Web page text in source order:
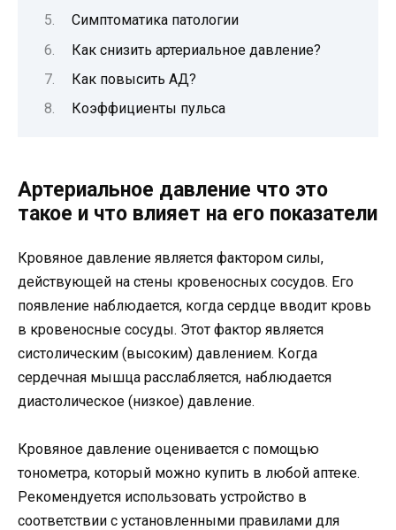
Симптоматика патологии
Как снизить артериальное давление?
Как повысить АД?
Коэффициенты пульса
Артериальное давление что это
такое и что влияет на его показатели
Кровяное давление является фактором силы,
действующей на стены кровеносных сосудов. Его
появление наблюдается, когда сердце вводит кровь
в кровеносные сосуды. Этот фактор является
систолическим (высоким) давлением. Когда
сердечная мышца расслабляется, наблюдается
диастолическое (низкое) давление.
Кровяное давление оценивается с помощью
тонометра, который можно купить в любой аптеке.
Рекомендуется использовать устройство в
соответствии с установленными правилами для